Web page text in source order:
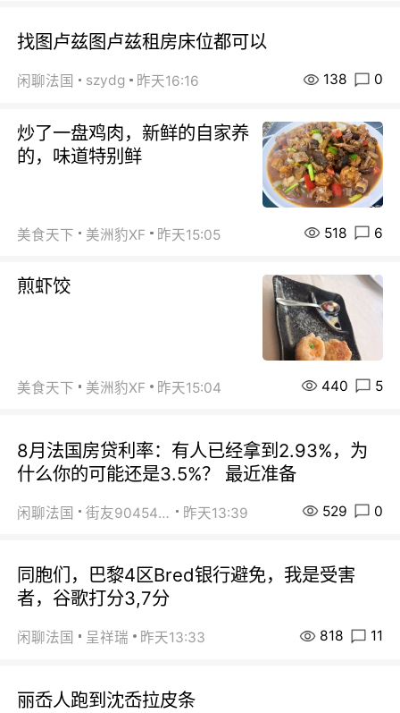
找图卢兹图卢兹租房床位都可以
闲聊法国 szydg 昨天16:16 138 0
炒了一盘鸡肉，新鲜的自家养
的，味道特别鲜
美食天下 美洲豹XF 昨天15:05 518 6
煎虾饺
美食天下 美洲豹XF 昨天15:04 440 5
8月法国房贷利率：有人已经拿到2.93%，为
什么你的可能还是3.5%？ 最近准备
闲聊法国 街友90454511 昨天13:39 529 0
同胞们，巴黎4区Bred银行避免，我是受害
者，谷歌打分3,7分
闲聊法国 呈祥瑞 昨天13:33 818 11
丽岙人跑到沈岙拉皮条